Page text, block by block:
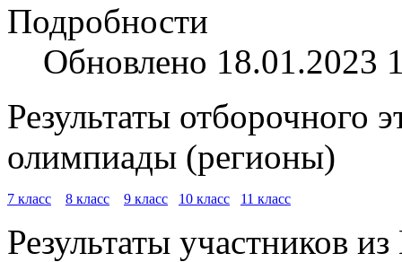
Подробности
Обновлено 18.01.2023
Результаты отборочного
олимпиады (регионы)
7 класс 8 класс 9 класс 10 класс 11 класс
Результаты участников